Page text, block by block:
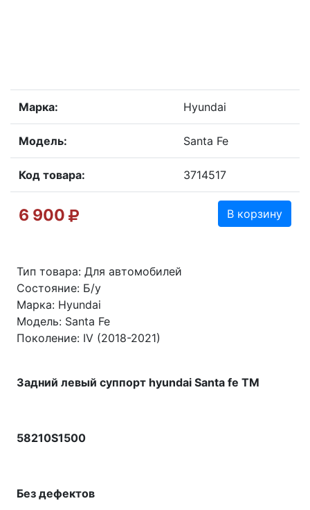
Марка: Hyundai
Модель: Santa Fe
Код товара: 3714517
6 900 В корзину
Тип товара: Для автомобилей
Состояние: Б/у
Марка: Hyundai
Модель: Santa Fe
Поколение: IV (2018-2021)
Задний левый суппорт hyundai Santa fe TM
58210S1500
Без дефектов